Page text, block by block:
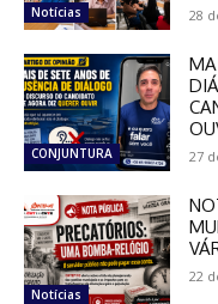
Notícias 28
CONJUNTURA 27
Notícias
22